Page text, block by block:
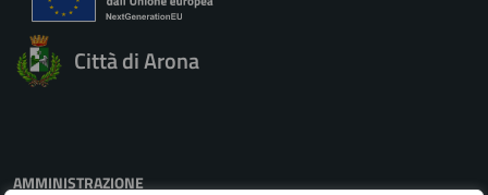
Città di Arona
AMMINISTRAZIONE